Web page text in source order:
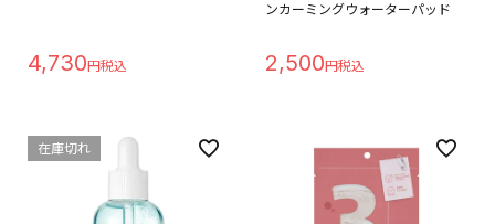
4,730
ンカーミングウォーターパッド
2,500
在庫切れ